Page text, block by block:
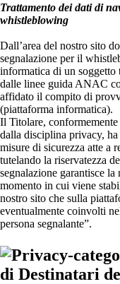
Trattamento dei dati di
whistleblowing
Dall’area del nostro sito
segnalazione per il
informatica di un
dalle linee guida ANAC
affidato il compito di
(piattaforma informatica).
Il Titolare,
dalla disciplina privacy,
misure di sicurezza atte a
tutelando la riservatezza
segnalazione garantisce
momento in cui viene
nostro sito che sulla
eventualmente coinvolti
persona segnalante”.
di Destinatari